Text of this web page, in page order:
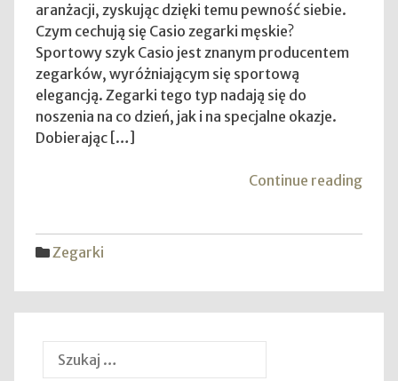
aranżacji, zyskując dzięki temu pewność siebie.
Czym cechują się Casio zegarki męskie?
Sportowy szyk Casio jest znanym producentem
zegarków, wyróżniającym się sportową
elegancją. Zegarki tego typ nadają się do
noszenia na co dzień, jak i na specjalne okazje.
Dobierając […]
Continue reading
Zegarki
Szukaj: